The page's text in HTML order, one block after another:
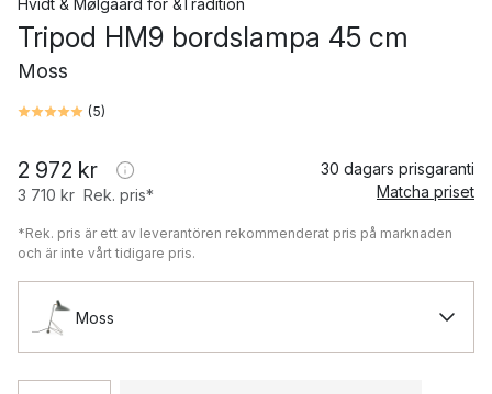
Hvidt & Mølgaard för &Tradition
Tripod HM9 bordslampa 45 cm
Moss
(5)
2 972 kr
3 710 kr Rek. pris*
30 dagars prisgaranti
Matcha priset
*Rek. pris är ett av leverantören rekommenderat pris på marknaden
och är inte vårt tidigare pris.
Moss